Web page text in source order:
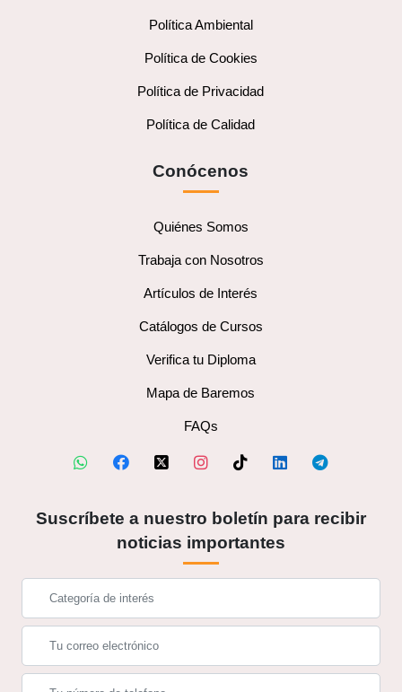
Política Ambiental
Política de Cookies
Política de Privacidad
Política de Calidad
Conócenos
Quiénes Somos
Trabaja con Nosotros
Artículos de Interés
Catálogos de Cursos
Verifica tu Diploma
Mapa de Baremos
FAQs
Suscríbete a nuestro boletín para recibir
noticias importantes